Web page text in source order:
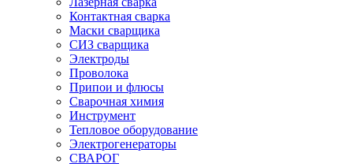
Контактная сварка
Маски сварщика
СИЗ сварщика
Электроды
Проволока
Припои и флюсы
Сварочная химия
Инструмент
Тепловое оборудование
Электрогенераторы
СВАРОГ